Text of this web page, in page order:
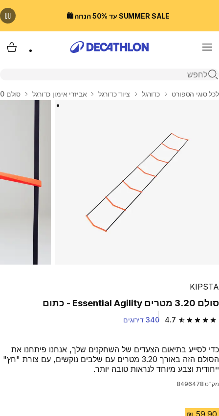
SUMMER SALE עד 50% הנחה 🛍️
Menu
פתיחת חיפוש
בית
לכל סוגי הספורט כדורגל ציוד כדורגל אביזרי אימון כדורגל סולם 3.20 מטרים Essential Agility - כתום
KIPSTA
סולם 3.20 מטרים Essential Agility - כתום
4.7 4.7 out of 5 stars from 340 reviews 340 דירוגים
כדי לסייע בתיאום הצעדים של השחקנים שלך, אנחנו פיתחנו את
הסולם הזה באורך 3.20 מטרים עם שלבים נוקשים, עם צורת "חץ"
ייחודית וצבע מיוחד לנראות טובה יותר.
מק"ט 8496478